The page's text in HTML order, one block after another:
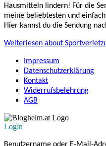
Hausmitteln lindern! Für die
meine beliebtesten und
Hier kannst du die Sendung
Weiterlesen about
Impressum
Datenschutzerklärung
Kontakt
Widerrufsbelehrung
AGB
Login
Benutzername oder E-Mail-